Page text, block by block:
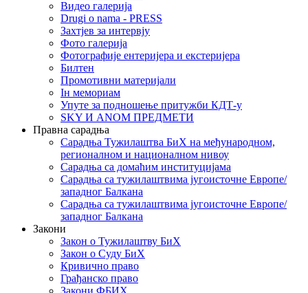
Видео галерија
Drugi o nama - PRESS
Захтјев за интервју
Фото галерија
Фотографије ентеријера и екстеријера
Билтен
Промотивни материјали
Iн мемориам
Упуте за подношење притужби КДТ-у
SKY И ANOM ПРЕДМЕТИ
Правна сарадња
Сарадња Тужилаштва БиХ на међународном,
регионалном и националном нивоу
Сарадња са домаћим институцијама
Сарадња са тужилаштвима југоисточне Европе/
западног Балкана
Сарадња са тужилаштвима југоисточне Европе/
западног Балкана
Закони
Закон о Тужилаштву БиХ
Закон о Суду БиХ
Кривично право
Грађанско право